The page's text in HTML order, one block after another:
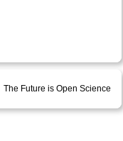
The Future is Open Science